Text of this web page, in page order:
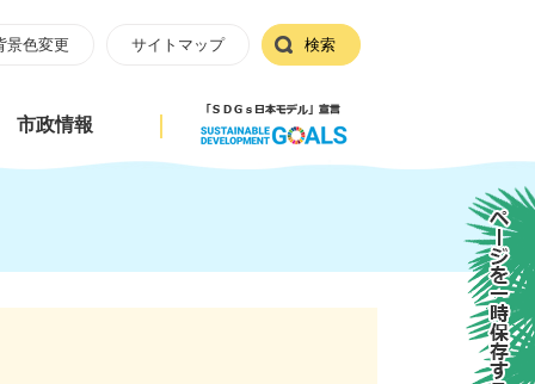
景色変更 サイトマップ 検索
市政情報
ページを一時保存する